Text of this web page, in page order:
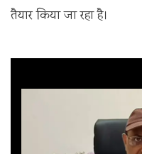
तैयार किया जा रहा है।